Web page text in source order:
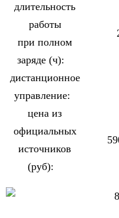
длительность
работы
при полном
заряде (ч):
дистанционное
управление:
цена из
официальных
источников
(руб):